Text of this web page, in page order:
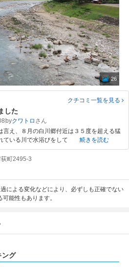
26
クチコミ一覧を見る
した
byクワトロ
言え、８月の白川郷付近は３５度を超える猛
ている川で水浴びをして
続きを読む
町2495-3
による変化などにより、必ずしも正確でない
能性もあります。
ング